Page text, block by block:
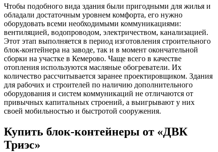
Чтобы подобного вида здания были пригодными для жилья и
обладали достаточным уровнем комфорта, его нужно
оборудовать всеми необходимыми коммуникациями:
вентиляцией, водопроводом, электричеством, канализацией.
Этот этап выполняется в период изготовления строительного
блок-контейнера на заводе, так и в момент окончательной
сборки на участке в Кемерово. Чаще всего в качестве
отопления используются масляные обогреватели. Их
количество рассчитывается заранее проектировщиком. Здания
для рабочих и строителей по наличию дополнительного
оборудования и систем коммуникаций не отличаются от
привычных капитальных строений, а выигрывают у них
своей мобильностью и быстротой сооружения.
Купить блок-контейнеры от «ДВК
Триэс»